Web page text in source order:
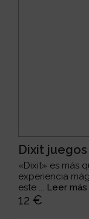
Dixit
«Dixit» es más
experiencia
este ... Leer más
12 €